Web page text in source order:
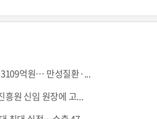
억원… 만성질환·...
흥원 신임 원장에 고...